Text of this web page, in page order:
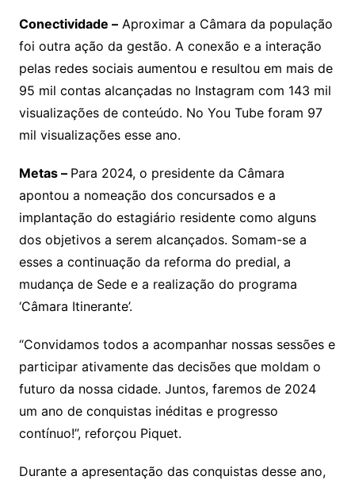
Conectividade –Aproximar a Câmara da população
foi outra ação da gestão. A conexão e a interação
pelas redes sociais aumentou e resultou em mais de
95 mil contas alcançadas no Instagram com 143 mil
visualizações de conteúdo. No You Tube foram 97
mil visualizações esse ano.
Metas – Para 2024, o presidente da Câmara
apontou a nomeação dos concursados e a
implantação do estagiário residente como alguns
dos objetivos a serem alcançados. Somam-se a
esses a continuação da reforma do predial, a
mudança de Sede e a realização do programa
‘Câmara Itinerante’.
“Convidamos todos a acompanhar nossas sessões e
participar ativamente das decisões que moldam o
futuro da nossa cidade. Juntos, faremos de 2024
um ano de conquistas inéditas e progresso
contínuo!”, reforçou Piquet.
Durante a apresentação das conquistas desse ano,